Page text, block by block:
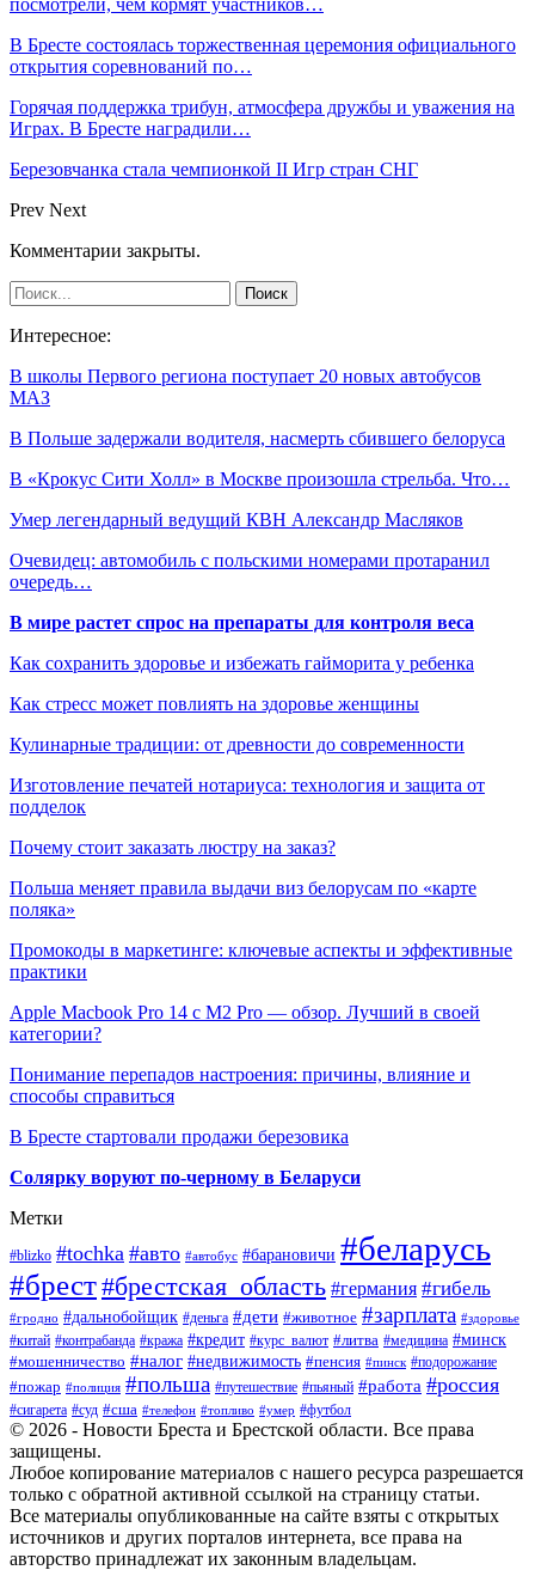
В Бресте состоялась торжественная церемония официального
открытия соревнований по…
Горячая поддержка трибун, атмосфера дружбы и уважения на
Играх. В Бресте наградили…
Березовчанка стала чемпионкой II Игр стран СНГ
Prev Next
Комментарии закрыты.
Интересное:
В школы Первого региона поступает 20 новых автобусов
МАЗ
В Польше задержали водителя, насмерть сбившего белоруса
В «Крокус Сити Холл» в Москве произошла стрельба. Что…
Умер легендарный ведущий КВН Александр Масляков
Очевидец: автомобиль с польскими номерами протаранил
очередь…
В мире растет спрос на препараты для контроля веса
Как сохранить здоровье и избежать гайморита у ребенка
Как стресс может повлиять на здоровье женщины
Кулинарные традиции: от древности до современности
Изготовление печатей нотариуса: технология и защита от
подделок
Почему стоит заказать люстру на заказ?
Польша меняет правила выдачи виз белорусам по «карте
поляка»
Промокоды в маркетинге: ключевые аспекты и эффективные
практики
Apple Macbook Pro 14 с M2 Pro — обзор. Лучший в своей
категории?
Понимание перепадов настроения: причины, влияние и
способы справиться
В Бресте стартовали продажи березовика
Солярку воруют по-черному в Беларуси
Метки
#blizko #tochka #авто #автобус #барановичи #беларусь
#брест#брестская_область #германия #гибель
#гродно #дальнобойщик #деньга #дети #животное #зарплата #здоровье
#китай #контрабанда #кража #кредит #курс_валют #литва #медицина #минск
#мошенничество #налог #недвижимость #пенсия #пинск #подорожание
#пожар #полиция #польша #путешествие #пьяный #работа #россия
#сигарета #суд #сша #телефон #топливо #умер #футбол
© 2026 - Новости Бреста и Брестской области. Все права
защищены.
Любое копирование материалов с нашего ресурса разрешается
только с обратной активной ссылкой на страницу статьи.
Все материалы опубликованные на сайте взяты с открытых
источников и других порталов интернета, все права на
авторство принадлежат их законным владельцам.